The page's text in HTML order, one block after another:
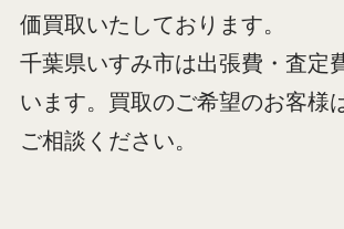
価買取いたしております。
千葉県いすみ市は出張費・査定
います。買取のご希望のお客様
ご相談ください。